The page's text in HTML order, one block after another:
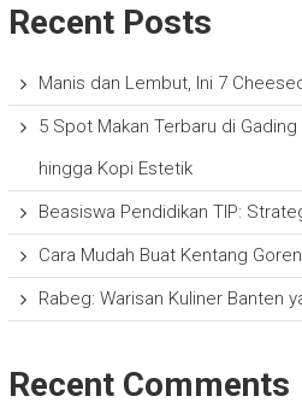
Recent Posts
Manis dan Lembut, Ini 7
5 Spot Makan Terbaru di
hingga Kopi Estetik
Beasiswa Pendidikan TIP:
Cara Mudah Buat Kentang
Rabeg: Warisan Kuliner Banten
Recent Comments